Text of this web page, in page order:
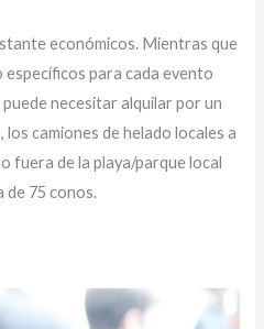
económicos. Mientras que
específicos para cada evento
necesitar alquilar por un
camiones de helado locales a
fuera de la playa/parque local
de 75 conos.